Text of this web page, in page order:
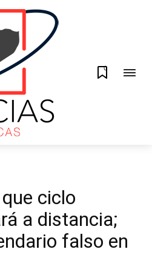
0
ciclo
a distancia;
falso en